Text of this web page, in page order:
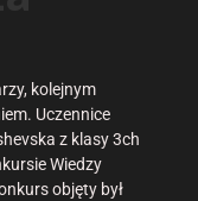
kolejnym
Uczennice
z klasy 3ch
Wiedzy
objęty był